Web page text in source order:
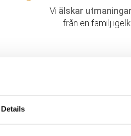
Details
Vi älskar utmaningar
från en familj